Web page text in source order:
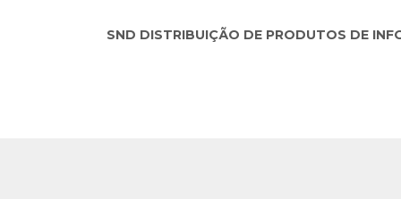
SND DISTRIBUIÇÃO DE PRODUTOS DE